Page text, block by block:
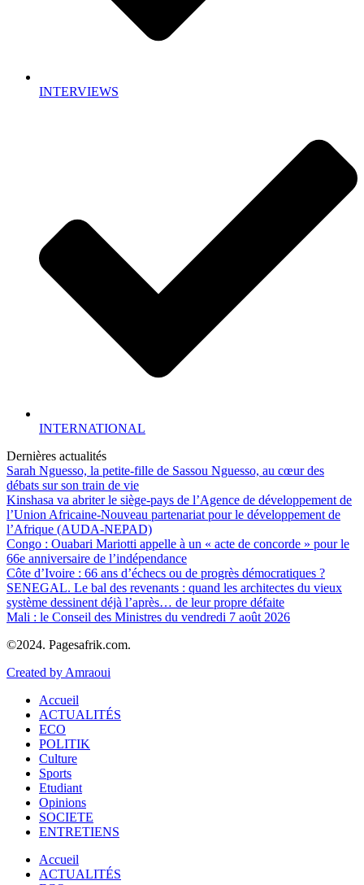
INTERVIEWS
INTERNATIONAL
Dernières actualités
Sarah Nguesso, la petite-fille de Sassou Nguesso, au cœur des
débats sur son train de vie
Kinshasa va abriter le siège-pays de l’Agence de développement de
l’Union Africaine-Nouveau partenariat pour le développement de
l’Afrique (AUDA-NEPAD)
Congo : Ouabari Mariotti appelle à un « acte de concorde » pour le
66e anniversaire de l’indépendance
Côte d’Ivoire : 66 ans d’échecs ou de progrès démocratiques ?
SENEGAL. Le bal des revenants : quand les architectes du vieux
système dessinent déjà l’après… de leur propre défaite
Mali : le Conseil des Ministres du vendredi 7 août 2026
©2024. Pagesafrik.com.
Created by Amraoui
Accueil
ACTUALITÉS
ECO
POLITIK
Culture
Sports
Etudiant
Opinions
SOCIETE
ENTRETIENS
Accueil
ACTUALITÉS